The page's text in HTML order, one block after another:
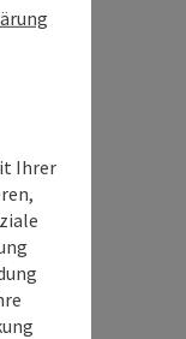
Ihrer